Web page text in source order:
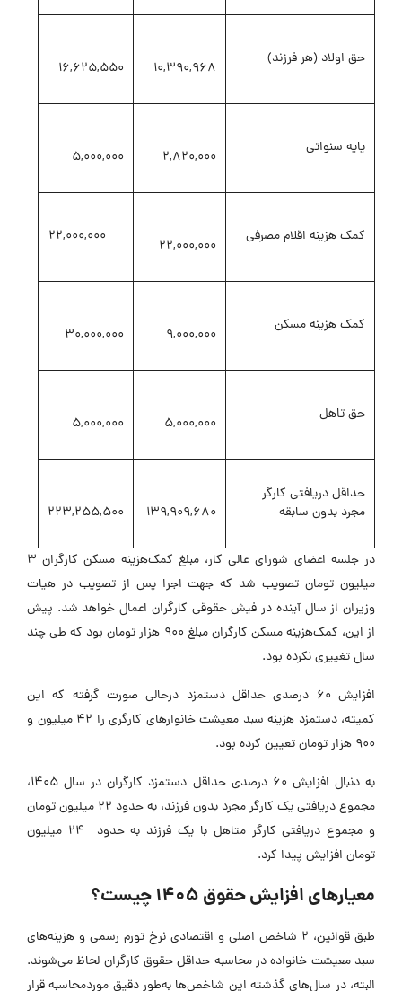
حق اولاد (هر فرزند)
10,390,968
16,625,550
پایه سنواتی
2,820,000
5,000,000
کمک هزینه اقلام مصرفی
22,000,000
کمک هزینه مسکن
9,000,000
30,000,000
حق تاهل
5,000,000
5,000,000
حداقل دریافتی کارگر
مجرد بدون سابقه
139,909,680
223,255,500
در جلسه اعضای شورای عالی کار، مبلغ کمک‌هزینه مسکن کارگران ۳
میلیون تومان تصویب شد که جهت اجرا پس از تصویب در هیات
وزیران از سال آینده در فیش حقوقی کارگران اعمال خواهد شد. پیش
از این، کمک‌هزینه مسکن کارگران مبلغ ۹۰۰ هزار تومان بود که طی چند
سال تغییری نکرده بود.
افزایش ۶۰ درصدی حداقل دستمزد درحالی صورت گرفته که این
کمیته، دستمزد هزینه سبد معیشت خانوارهای کارگری را ۴۲ میلیون و
۹۰۰ هزار تومان تعیین کرده بود.
به دنبال افزایش ۶۰ درصدی حداقل دستمزد کارگران در سال ۱۴۰۵،
مجموع دریافتی یک کارگر مجرد بدون فرزند، به حدود ۲۲ میلیون تومان
و مجموع دریافتی کارگر متاهل با یک فرزند به حدود ۲۴ میلیون
تومان افزایش پیدا کرد.
معیارهای افزایش حقوق 1405 چیست؟
طبق قوانین، 2 شاخص اصلی و اقتصادی نرخ تورم رسمی و هزینه‌های
سبد معیشت خانواده در محاسبه حداقل حقوق کارگران لحاظ می‌شوند.
البته، در سال‌های گذشته این شاخص‌ها به‌طور دقیق موردمحاسبه قرار